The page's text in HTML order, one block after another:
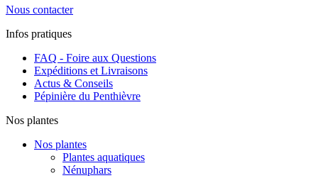
Nous contacter
Infos pratiques
FAQ - Foire aux Questions
Expéditions et Livraisons
Actus & Conseils
Pépinière du Penthièvre
Nos plantes
Nos plantes
Plantes aquatiques
Nénuphars